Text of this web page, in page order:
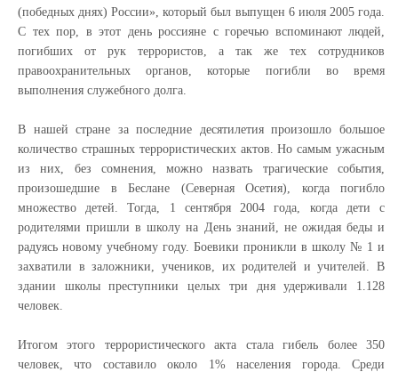
(победных днях) России», который был выпущен 6 июля 2005 года.
С тех пор, в этот день россияне с горечью вспоминают людей,
погибших от рук террористов, а так же тех сотрудников
правоохранительных органов, которые погибли во время
выполнения служебного долга.
В нашей стране за последние десятилетия произошло большое
количество страшных террористических актов. Но самым ужасным
из них, без сомнения, можно назвать трагические события,
произошедшие в Беслане (Северная Осетия), когда погибло
множество детей. Тогда, 1 сентября 2004 года, когда дети с
родителями пришли в школу на День знаний, не ожидая беды и
радуясь новому учебному году. Боевики проникли в школу № 1 и
захватили в заложники, учеников, их родителей и учителей. В
здании школы преступники целых три дня удерживали 1.128
человек.
Итогом этого террористического акта стала гибель более 350
человек, что составило около 1% населения города. Среди